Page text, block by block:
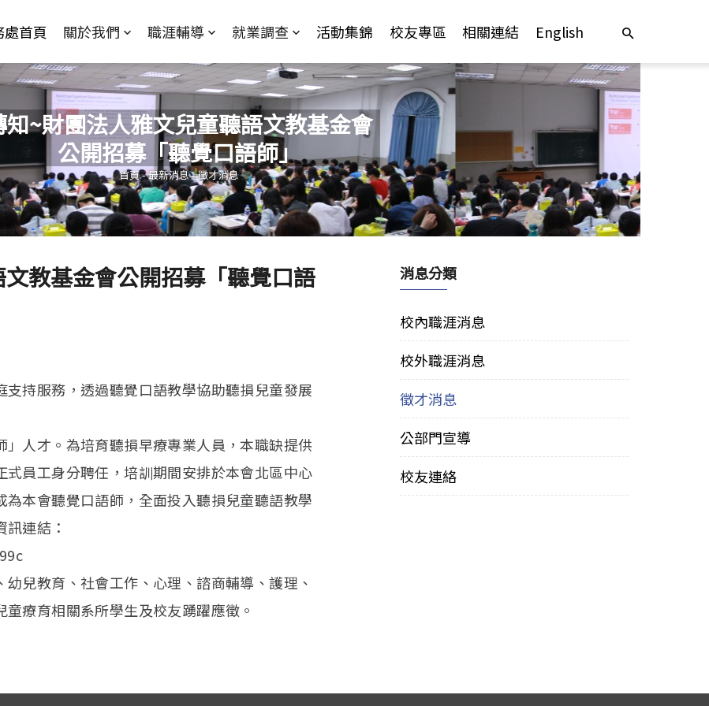
處首頁 關於我們 職涯輔導 就業調查 活動集錦 校友專區 相關連結 English
知~財團法人雅文兒童聽語文教基金會
公開招募「聽覺口語師」
您在這裡
首頁-最新消息-徵才消息
教基金會公開招募「聽覺口語
持服務，透過聽覺口語教學協助聽損兒童發展
人才。為培育聽損早療專業人員，本職缺提供
員工身分聘任，培訓期間安排於本會北區中心
本會聽覺口語師，全面投入聽損兒童聽語教學
連結：
兒教育、社會工作、心理、諮商輔導、護理、
療育相關系所學生及校友踴躍應徵。
消息分類
校內職涯消息
校外職涯消息
徵才消息
公部門宣導
校友連絡